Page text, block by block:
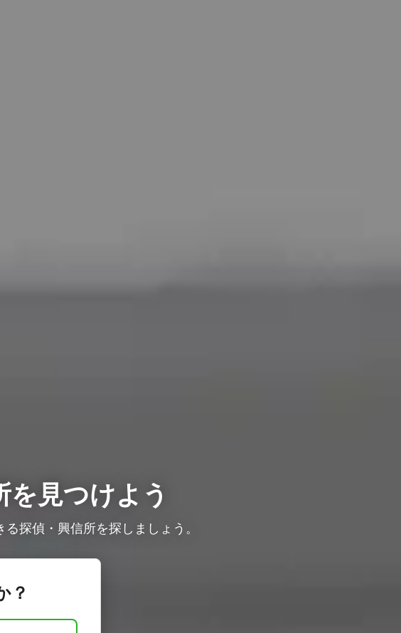
を見つけよう
探偵・興信所を探しましょう。
？